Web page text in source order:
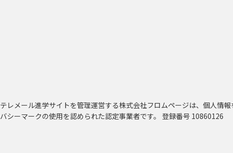
テレメール進学サイトを管理運営する株式会社フロムページは、個人情
バシーマークの使用を認められた認定事業者です。 登録番号 10860126